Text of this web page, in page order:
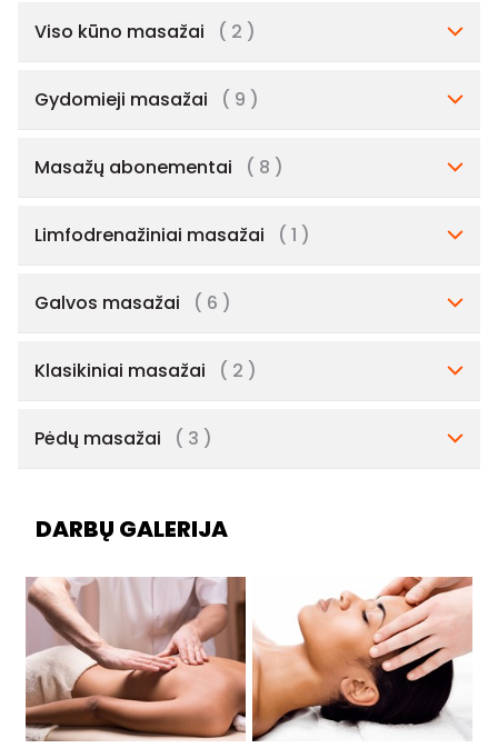
Viso kūno masažai ( 2 )
Gydomieji masažai ( 9 )
Masažų abonementai ( 8 )
Limfodrenažiniai masažai ( 1 )
Galvos masažai ( 6 )
Klasikiniai masažai ( 2 )
Pėdų masažai ( 3 )
DARBŲ GALERIJA